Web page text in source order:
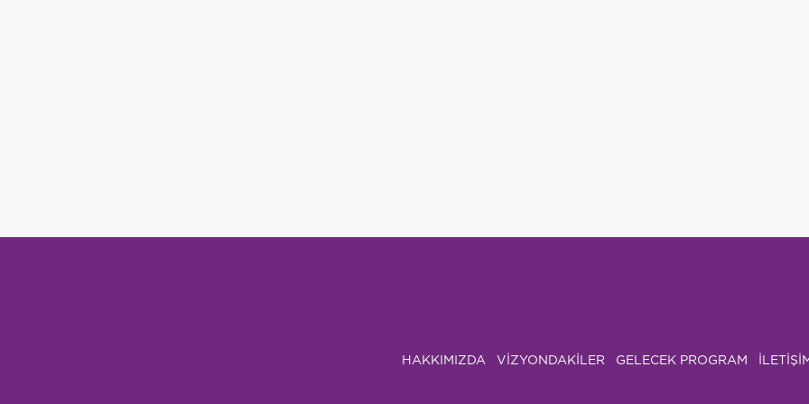
HAKKIMIZDA VIZYONDAKILER GELECEK PROGRAM